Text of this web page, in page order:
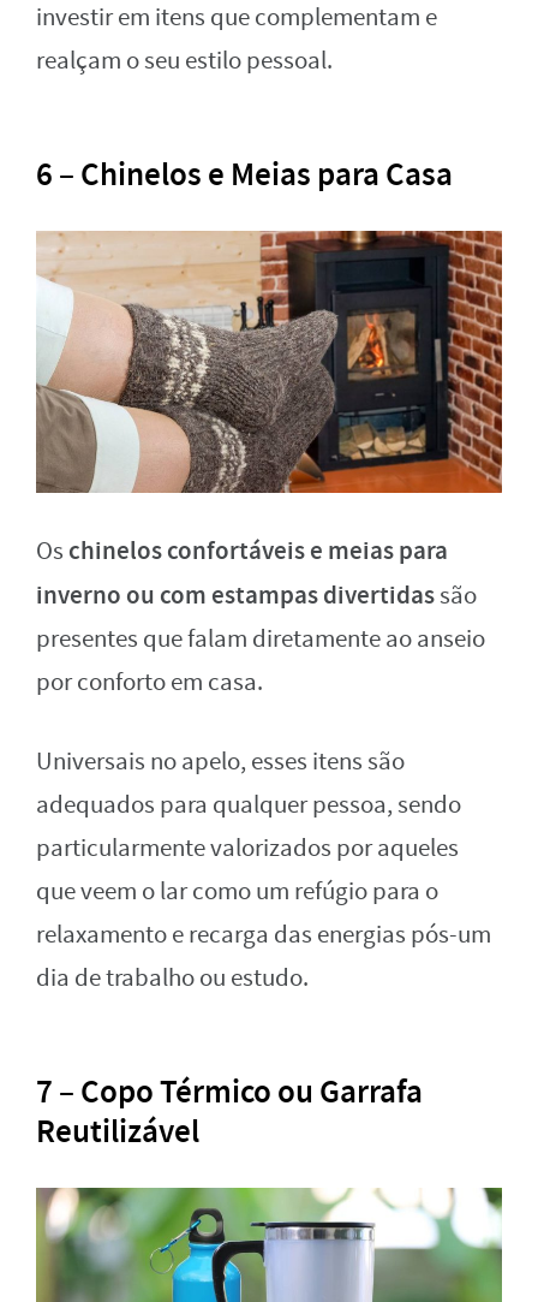
investir em itens que complementam e
realçam o seu estilo pessoal.
6 – Chinelos e Meias para Casa
Os chinelos confortáveis e meias para
inverno ou com estampas divertidassão
presentes que falam diretamente ao anseio
por conforto em casa.
Universais no apelo, esses itens são
adequados para qualquer pessoa, sendo
particularmente valorizados por aqueles
que veem o lar como um refúgio para o
relaxamento e recarga das energias pós-um
dia de trabalho ou estudo.
7 – Copo Térmico ou Garrafa
Reutilizável